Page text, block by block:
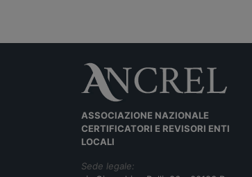
ASSOCIAZIONE NAZIONALE
CERTIFICATORI E REVISORI ENTI
LOCALI
Sede legale: